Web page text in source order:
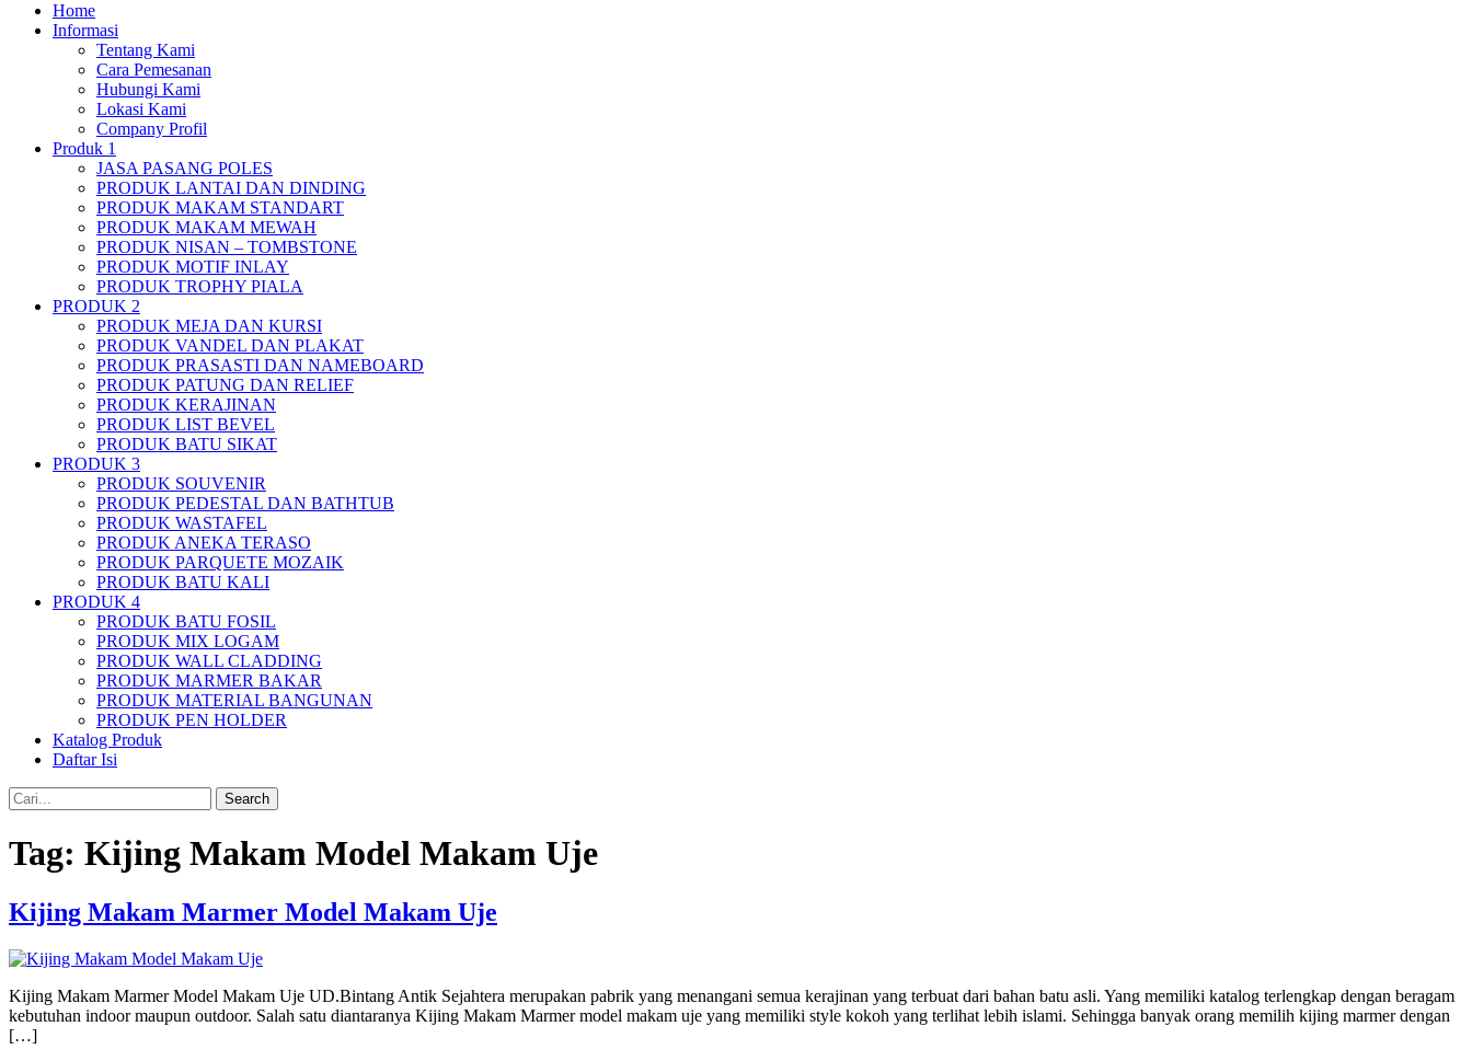
Home
Informasi
Tentang Kami
Cara Pemesanan
Hubungi Kami
Lokasi Kami
Company Profil
Produk 1
JASA PASANG POLES
PRODUK LANTAI DAN DINDING
PRODUK MAKAM STANDART
PRODUK MAKAM MEWAH
PRODUK NISAN – TOMBSTONE
PRODUK MOTIF INLAY
PRODUK TROPHY PIALA
PRODUK 2
PRODUK MEJA DAN KURSI
PRODUK VANDEL DAN PLAKAT
PRODUK PRASASTI DAN NAMEBOARD
PRODUK PATUNG DAN RELIEF
PRODUK KERAJINAN
PRODUK LIST BEVEL
PRODUK BATU SIKAT
PRODUK 3
PRODUK SOUVENIR
PRODUK PEDESTAL DAN BATHTUB
PRODUK WASTAFEL
PRODUK ANEKA TERASO
PRODUK PARQUETE MOZAIK
PRODUK BATU KALI
PRODUK 4
PRODUK BATU FOSIL
PRODUK MIX LOGAM
PRODUK WALL CLADDING
PRODUK MARMER BAKAR
PRODUK MATERIAL BANGUNAN
PRODUK PEN HOLDER
Katalog Produk
Daftar Isi
Search
Tag: Kijing Makam Model Makam Uje
Kijing Makam Marmer Model Makam Uje
Kijing Makam Marmer Model Makam Uje UD.Bintang Antik Sejahtera merupakan pabrik yang menangani semua kerajinan yang terbuat dari bahan batu asli. Yang memiliki katalog terlengkap dengan beragam
kebutuhan indoor maupun outdoor. Salah satu diantaranya Kijing Makam Marmer model makam uje yang memiliki style kokoh yang terlihat lebih islami. Sehingga banyak orang memilih kijing marmer dengan
[…]